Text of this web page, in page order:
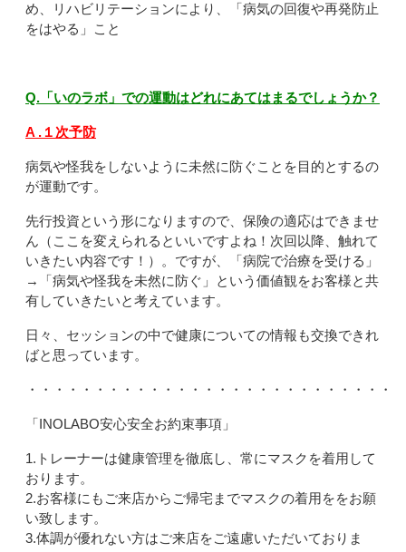
め、リハビリテーションにより、「病気の回復や再発防止
をはやる」こと
Q.「いのラボ」での運動はどれにあてはまるでしょうか？
A .１次予防
病気や怪我をしないように未然に防ぐことを目的とするの
が運動です。
先行投資という形になりますので、保険の適応はできませ
ん（ここを変えられるといいですよね！次回以降、触れて
いきたい内容です！）。ですが、「病院で治療を受ける」
→「病気や怪我を未然に防ぐ」という価値観をお客様と共
有していきたいと考えています。
日々、セッションの中で健康についての情報も交換できれ
ばと思っています。
・・・・・・・・・・・・・・・・・・・・・・・・・・・
「INOLABO安心安全お約束事項」
1.トレーナーは健康管理を徹底し、常にマスクを着用して
おります。
2.お客様にもご来店からご帰宅までマスクの着用ををお願
い致します。
3.体調が優れない方はご来店をご遠慮いただいておりま